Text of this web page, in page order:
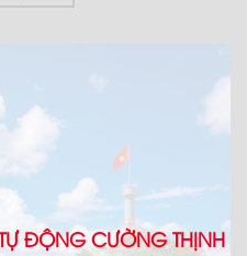
ĐỘNG CƯỜNG THỊNH